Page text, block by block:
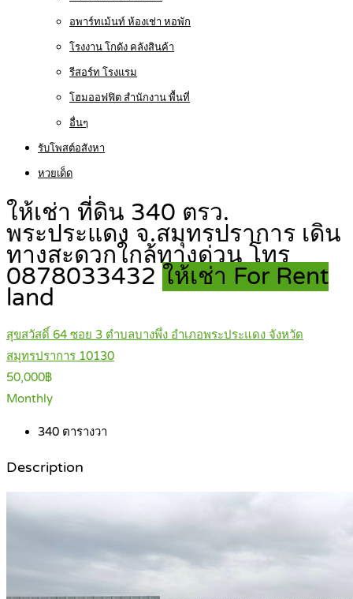
อพาร์ทเม้นท์ ห้องเช่า หอพัก
โรงงาน โกดัง คลังสินค้า
รีสอร์ท โรงแรม
โฮมออฟฟิต สำนักงาน พื้นที่
อื่นๆ
รับโพสต์อสังหา
หวยเด็ด
ให้เช่า ที่ดิน 340 ตรว.
พระประแดง จ.สมุทรปราการ เดิน
ทางสะดวกใกล้ทางด่วน โทร
0878033432 ให้เช่า For Rent
land
สุขสวัสดิ์ 64 ซอย 3 ตำบลบางพึ่ง อำเภอพระประแดง จังหวัด
สมุทรปราการ 10130
50,000฿
Monthly
340 ตารางวา
Description